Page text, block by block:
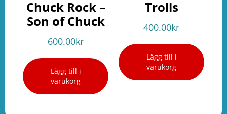
Chuck Rock –
Son of Chuck
600.00kr
Lägg till i
varukorg
Trolls
400.00kr
Lägg till i
varukorg